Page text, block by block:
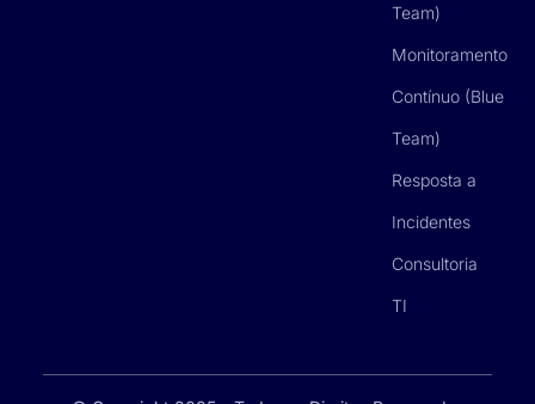
Team)
Monitoramento
Contínuo (Blue
Team)
Resposta a
Incidentes
Consultoria
TI